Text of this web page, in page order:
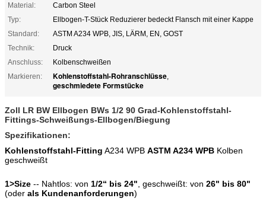
Material:
Carbon Steel
Typ:
Ellbogen-T-Stück Reduzierer bedeckt Flansch mit einer Kappe
Standard:
ASTM A234 WPB, JIS, LÄRM, EN, GOST
Technik:
Druck
Anschluss:
Kolbenschweißen
Markieren:
Kohlenstoffstahl-Rohranschlüsse,
geschmiedete Formstücke
Zoll LR BW Ellbogen BWs 1/2 90 Grad-Kohlenstoffstahl-
Fittings-Schweißungs-Ellbogen/Biegung
Spezifikationen:
Kohlenstoffstahl-Fitting A234 WPB ASTM A234 WPB Kolben
geschweißt
1>Size -- Nahtlos: von 1/2“ bis 24" , geschweißt: von 26" bis 80"
(oder als Kundenanforderungen)